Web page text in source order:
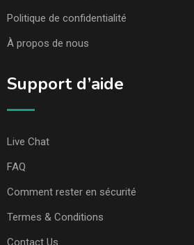
Politique de confidentialité
À propos de nous
Support d’aide
Live Chat
FAQ
Comment rester en sécurité
Termes & Conditions
Contact Us